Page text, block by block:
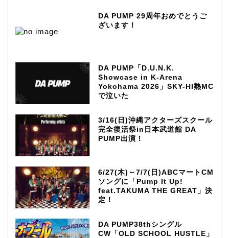
DA PUMP 29周年おめでとうご
ざいます！
DA PUMP「D.U.N.K.
Showcase in K-Arena
Yokohama 2026」SKY-HI熱MC
で泣いた
3/16(日)沖縄アクターズスクール
完全復活祭in日本武道館 DA
PUMP出演！
6/27(木)～7/7(日)ABCマートCM
ソングに「Pump It Up!
feat.TAKUMA THE GREAT」決
定！
DA PUMP38thシングル
CW「OLD SCHOOL HUSTLE」